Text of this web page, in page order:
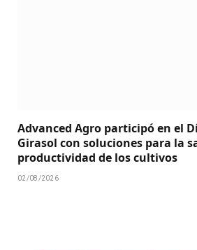
Advanced Agro participó en el
Girasol con soluciones para la
productividad de los cultivos
02/08/2026